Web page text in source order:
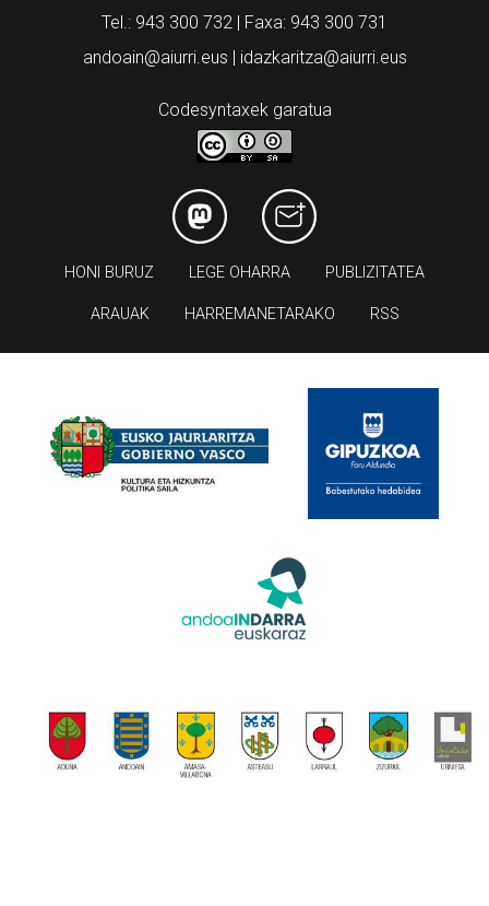
Tel.: 943 300 732 | Faxa: 943 300 731
andoain@aiurri.eus | idazkaritza@aiurri.eus
Codesyntaxek garatua
HONI BURUZ LEGE OHARRA PUBLIZITATEA
ARAUAK HARREMANETARAKO RSS